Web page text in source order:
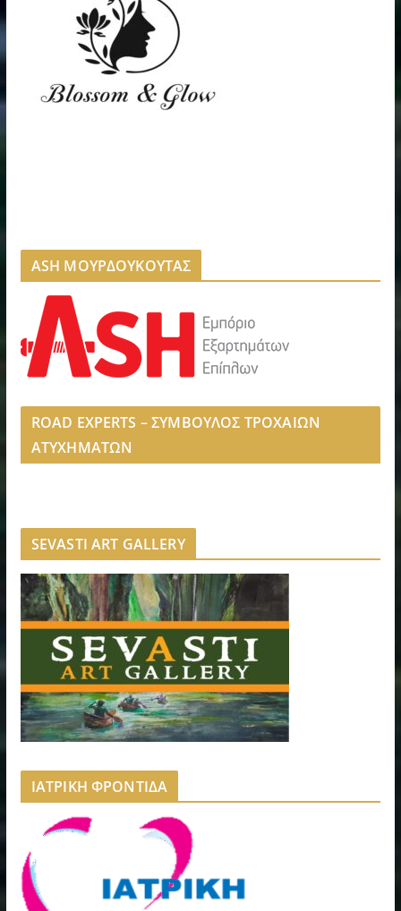
ASH ΜΟΥΡΔΟΥΚΟΥΤΑΣ
ROAD EXPERTS – ΣΥΜΒΟΥΛΟΣ ΤΡΟΧΑΙΩΝ
ΑΤΥΧΗΜΑΤΩΝ
SEVASTI ART GALLERY
ΙΑΤΡΙΚΗ ΦΡΟΝΤΙΔΑ